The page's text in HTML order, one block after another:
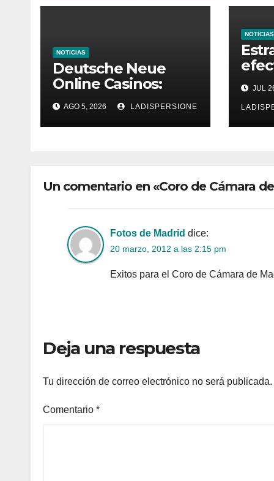
NOTICIAS
Deutsche Neue
Online Casinos:
Dein umfassender
Ratgeber für
moderne
AGO 5, 2026 LADISPERSIONE
NOTICIAS
enJUL
Un comentario en «Coro de Cámara
Fotos de Madrid dice:
20 marzo, 2012 a las 2:15 pm
Exitos para el Coro de Cámara de
Deja una respuesta
Tu dirección de correo electrónico no será publicada.
Comentario *